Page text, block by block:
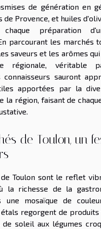
de génération en
de Provence, et huiles
chaque préparation
parcourant les marchés
saveurs et les arômes
régionale, véritable
connaisseurs sauront
apportées par la
la région, faisant de
de Toulon, un
de Toulon sont le reflet
la richesse de la
une mosaïque de
regorgent de produits
soleil aux légumes